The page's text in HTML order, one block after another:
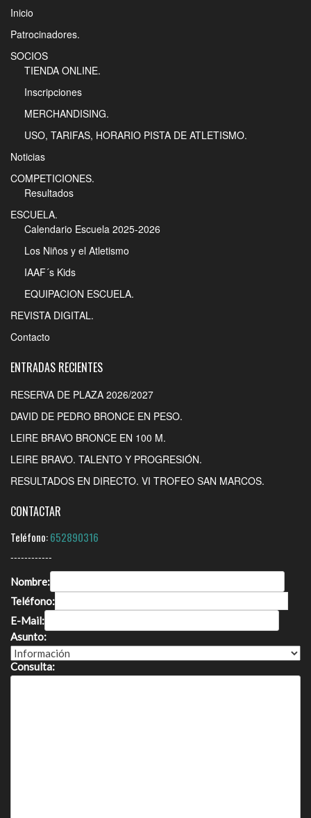
Inicio
Patrocinadores.
SOCIOS
TIENDA ONLINE.
Inscripciones
MERCHANDISING.
USO, TARIFAS, HORARIO PISTA DE ATLETISMO.
Noticias
COMPETICIONES.
Resultados
ESCUELA.
Calendario Escuela 2025-2026
Los Niños y el Atletismo
IAAF´s Kids
EQUIPACION ESCUELA.
REVISTA DIGITAL.
Contacto
ENTRADAS RECIENTES
RESERVA DE PLAZA 2026/2027
DAVID DE PEDRO BRONCE EN PESO.
LEIRE BRAVO BRONCE EN 100 M.
LEIRE BRAVO. TALENTO Y PROGRESIÓN.
RESULTADOS EN DIRECTO. VI TROFEO SAN MARCOS.
CONTACTAR
Teléfono:652890316
------------
Nombre:
Teléfono:
E-Mail:
Asunto:
Consulta: